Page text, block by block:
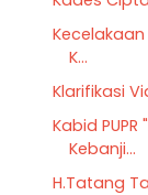
K...
Klarifikasi
Kabid
Kebanji...
H.Tatang